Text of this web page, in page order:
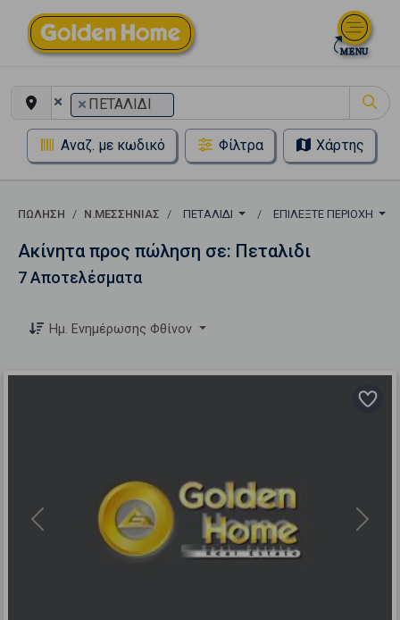
× × ΠΕΤΑΛΙΔΙ
Αναζ. με κωδικό Φίλτρα Χάρτης
ΠΏΛΗΣΗ Ν.ΜΕΣΣΗΝΙΑΣ ΠΕΤΑΛΙΔΙ ΕΠΙΛΈΞΤΕ ΠΕΡΙΟΧΉ
Ακίνητα προς πώληση σε: Πεταλιδι
7 Αποτελέσματα
Ημ. Ενημέρωσης Φθίνον
Previous Next